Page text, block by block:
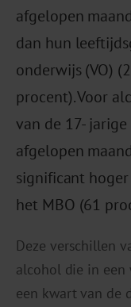
afgelopen
dan hun
onderwijs (VO)
procent). Voor
van de 17-
afgelopen
significant
het MBO (61
Deze verschillen
alcohol die in een
een kwart van de